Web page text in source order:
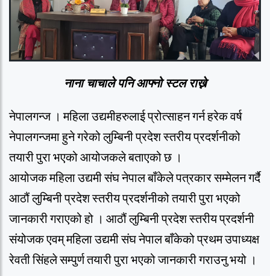
नाना चाचाले पनि आफ्नो स्टल राख्ने
नेपालगन्ज । महिला उद्यमीहरुलाई प्रोत्साहन गर्न हरेक वर्ष
नेपालगन्जमा हुने गरेको लुम्बिनी प्रदेश स्तरीय प्रदर्शनीको
तयारी पुरा भएको आयोजकले बताएको छ ।
आयोजक महिला उद्यमी संघ नेपाल बाँकेले पत्रकार सम्मेलन गर्दै
आठौं लुम्बिनी प्रदेश स्तरीय प्रदर्शनीको तयारी पुरा भएको
जानकारी गराएको हो । आठौं लुम्बिनी प्रदेश स्तरीय प्रदर्शनी
संयोजक एवम् महिला उद्यमी संघ नेपाल बाँकेको प्रथम उपाध्यक्ष
रेवती सिंहले सम्पुर्ण तयारी पुरा भएको जानकारी गराउनु भयो ।